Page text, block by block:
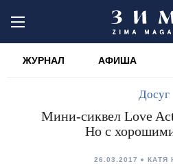
ЖУРНАЛ АФИША
Досуг
Мини-сиквел Love
Но с
26.03.2017 КАТЯ